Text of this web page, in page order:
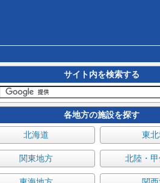
サイト内を検索する
各地方の施設を探す
北海道 東
関東地方 北陸・